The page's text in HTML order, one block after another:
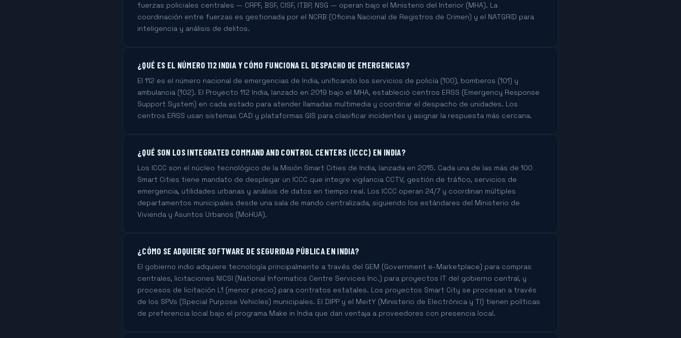
fuerzas policiales centrales — CRPF, BSF, CISF, ITBP, NSG — operan bajo el Ministerio del Interior (MHA). La
coordinación entre fuerzas es gestionada por el NCRB (Oficina Nacional de Registros de Crimen) y el NATGRID para
inteligencia y análisis de delitos.
¿QUÉ ES EL NÚMERO 112 INDIA Y CÓMO FUNCIONA EL DESPACHO DE EMERGENCIAS?
El 112 es el número nacional de emergencias de India, unificando los servicios de policía (100), bomberos (101) y
ambulancia (102). El Proyecto 112 India, lanzado en 2019 bajo el MHA, estableció centros ERSS (Emergency Response
Support System) en cada estado para atender llamadas multimedia y coordinar el despacho de unidades. Los
centros ERSS usan sistemas CAD y plataformas GIS para clasificar incidentes y asignar la respuesta más cercana.
¿QUÉ SON LOS INTEGRATED COMMAND AND CONTROL CENTERS (ICCC) EN INDIA?
Los ICCC son el núcleo tecnológico de la Misión Smart Cities de India, lanzada en 2015. Cada una de las más de 100
Smart Cities tiene mandato de desplegar un ICCC que integre vigilancia CCTV, gestión de tráfico, servicios de
emergencia, utilidades urbanas y análisis de datos en tiempo real. Los ICCC operan 24/7 y coordinan múltiples
departamentos municipales desde una sala de mando centralizada, siguiendo los estándares del Ministerio de
Vivienda y Asuntos Urbanos (MoHUA).
¿CÓMO SE ADQUIERE SOFTWARE DE SEGURIDAD PÚBLICA EN INDIA?
El gobierno indio adquiere tecnología principalmente a través del GEM (Government e-Marketplace) para compras
centrales, licitaciones NICSI (National Informatics Centre Services Inc.) para proyectos IT del gobierno central, y
procesos de licitación L1 (menor precio) para contratos estatales. Los proyectos Smart City se procesan a través
de los SPVs (Special Purpose Vehicles) municipales. El DIPP y el MeitY (Ministerio de Electrónica y TI) tienen políticas
de preferencia local bajo el programa Make in India que dan ventaja a proveedores con presencia local.